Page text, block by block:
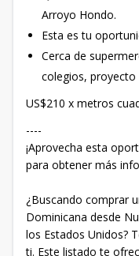
Arroyo Hondo.
Esta es tu
Cerca de
colegios,
US$210 x metros
----
¡Aprovecha esta
para obtener más
¿Buscando comprar
Dominicana desde
los Estados Unidos?
ti. Este listado te